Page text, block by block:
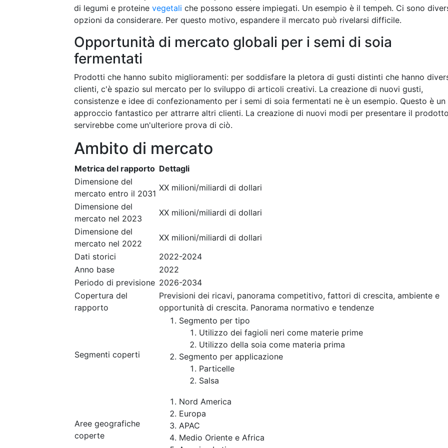
di legumi e proteine vegetali che possono essere impiegati. Un esempio è il tempeh. Ci sono
opzioni da considerare. Per questo motivo, espandere il mercato può rivelarsi difficile.
Opportunità di mercato globali per i semi di soia
fermentati
Prodotti che hanno subito miglioramenti: per soddisfare la pletora di gusti distinti che hanno
clienti, c'è spazio sul mercato per lo sviluppo di articoli creativi. La creazione di nuovi gusti,
consistenze e idee di confezionamento per i semi di soia fermentati ne è un esempio. Questo è un
approccio fantastico per attrarre altri clienti. La creazione di nuovi modi per presentare il prodotto
servirebbe come un'ulteriore prova di ciò.
Ambito di mercato
Metrica del rapporto Dettagli
Dimensione del
mercato entro il 2031
XX milioni/miliardi di dollari
Dimensione del
mercato nel 2023
XX milioni/miliardi di dollari
Dimensione del
mercato nel 2022
XX milioni/miliardi di dollari
Dati storici
2022-2024
Anno base
2022
Periodo di previsione 2026-2034
Copertura del
rapporto
Previsioni dei ricavi, panorama competitivo, fattori di crescita, ambiente e
opportunità di crescita. Panorama normativo e tendenze
Segmenti coperti
Segmento per tipo
Utilizzo dei fagioli neri come materie prime
Utilizzo della soia come materia prima
Segmento per applicazione
Particelle
Salsa
Aree geografiche
coperte
Nord America
Europa
APAC
Medio Oriente e Africa